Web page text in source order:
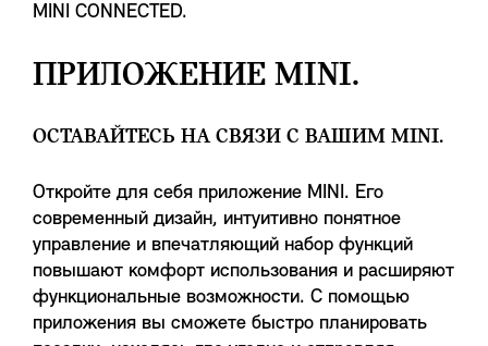
MINI CONNECTED.
ПРИЛОЖЕНИЕ MINI.
ОСТАВАЙТЕСЬ НА СВЯЗИ С ВАШИМ MINI.
Откройте для себя приложение MINI. Его
современный дизайн, интуитивно понятное
управление и впечатляющий набор функций
повышают комфорт использования и расширяют
функциональные возможности. С помощью
приложения вы сможете быстро планировать